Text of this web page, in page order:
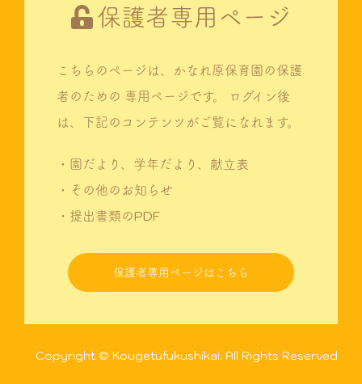
保護者専用ページ
こちらのページは、かなれ原保育園の保護
者のための 専用ページです。
ログイン後
は、下記のコンテンツがご覧になれます。
・園だより、学年だより、献立表
・その他のお知らせ
・提出書類のPDF
保護者専用ページはこちら
Copyright © Kougetufukushikai. All Rights Reserved